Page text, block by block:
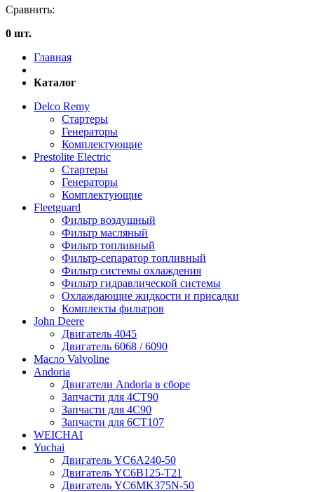
Сравнить:
0 шт.
Главная
Каталог
Delco Remy
Стартеры
Генераторы
Комплектующие
Prestolite Electric
Стартеры
Генераторы
Комплектующие
Fleetguard
Фильтр воздушный
Фильтр масляный
Фильтр топливный
Фильтр-сепаратор топливный
Фильтр системы охлаждения
Фильтр гидравлической системы
Охлаждающие жидкости и присадки
Комплекты фильтров
John Deere
Двигатель 4045
Двигатель 6068 / 6090
Масло Valvoline
Andoria
Двигатели Andoria в сборе
Запчасти для 4CT90
Запчасти для 4С90
Запчасти для 6CT107
WEICHAI
Yuchai
Двигатель YC6A240-50
Двигатель YC6B125-T21
Двигатель YC6MK375N-50